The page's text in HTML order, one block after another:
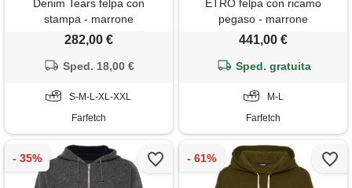
Denim Tears felpa con
stampa - marrone
282,00 €
Sped. 18,00 €
S-M-L-XL-XXL
Farfetch
ETRO felpa con ricamo
pegaso - marrone
441,00 €
Sped. gratuita
M-L
Farfetch